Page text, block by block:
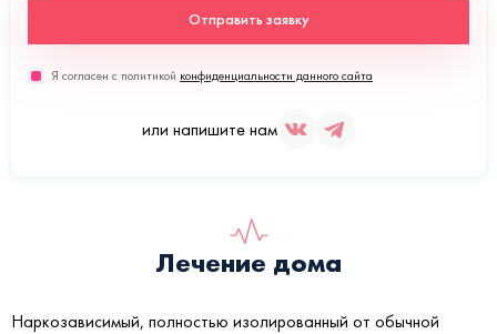
Отправить заявку
Я согласен с политикой конфиденциальности данного сайта
или напишите нам
Лечение дома
Наркозависимый, полностью изолированный от обычной